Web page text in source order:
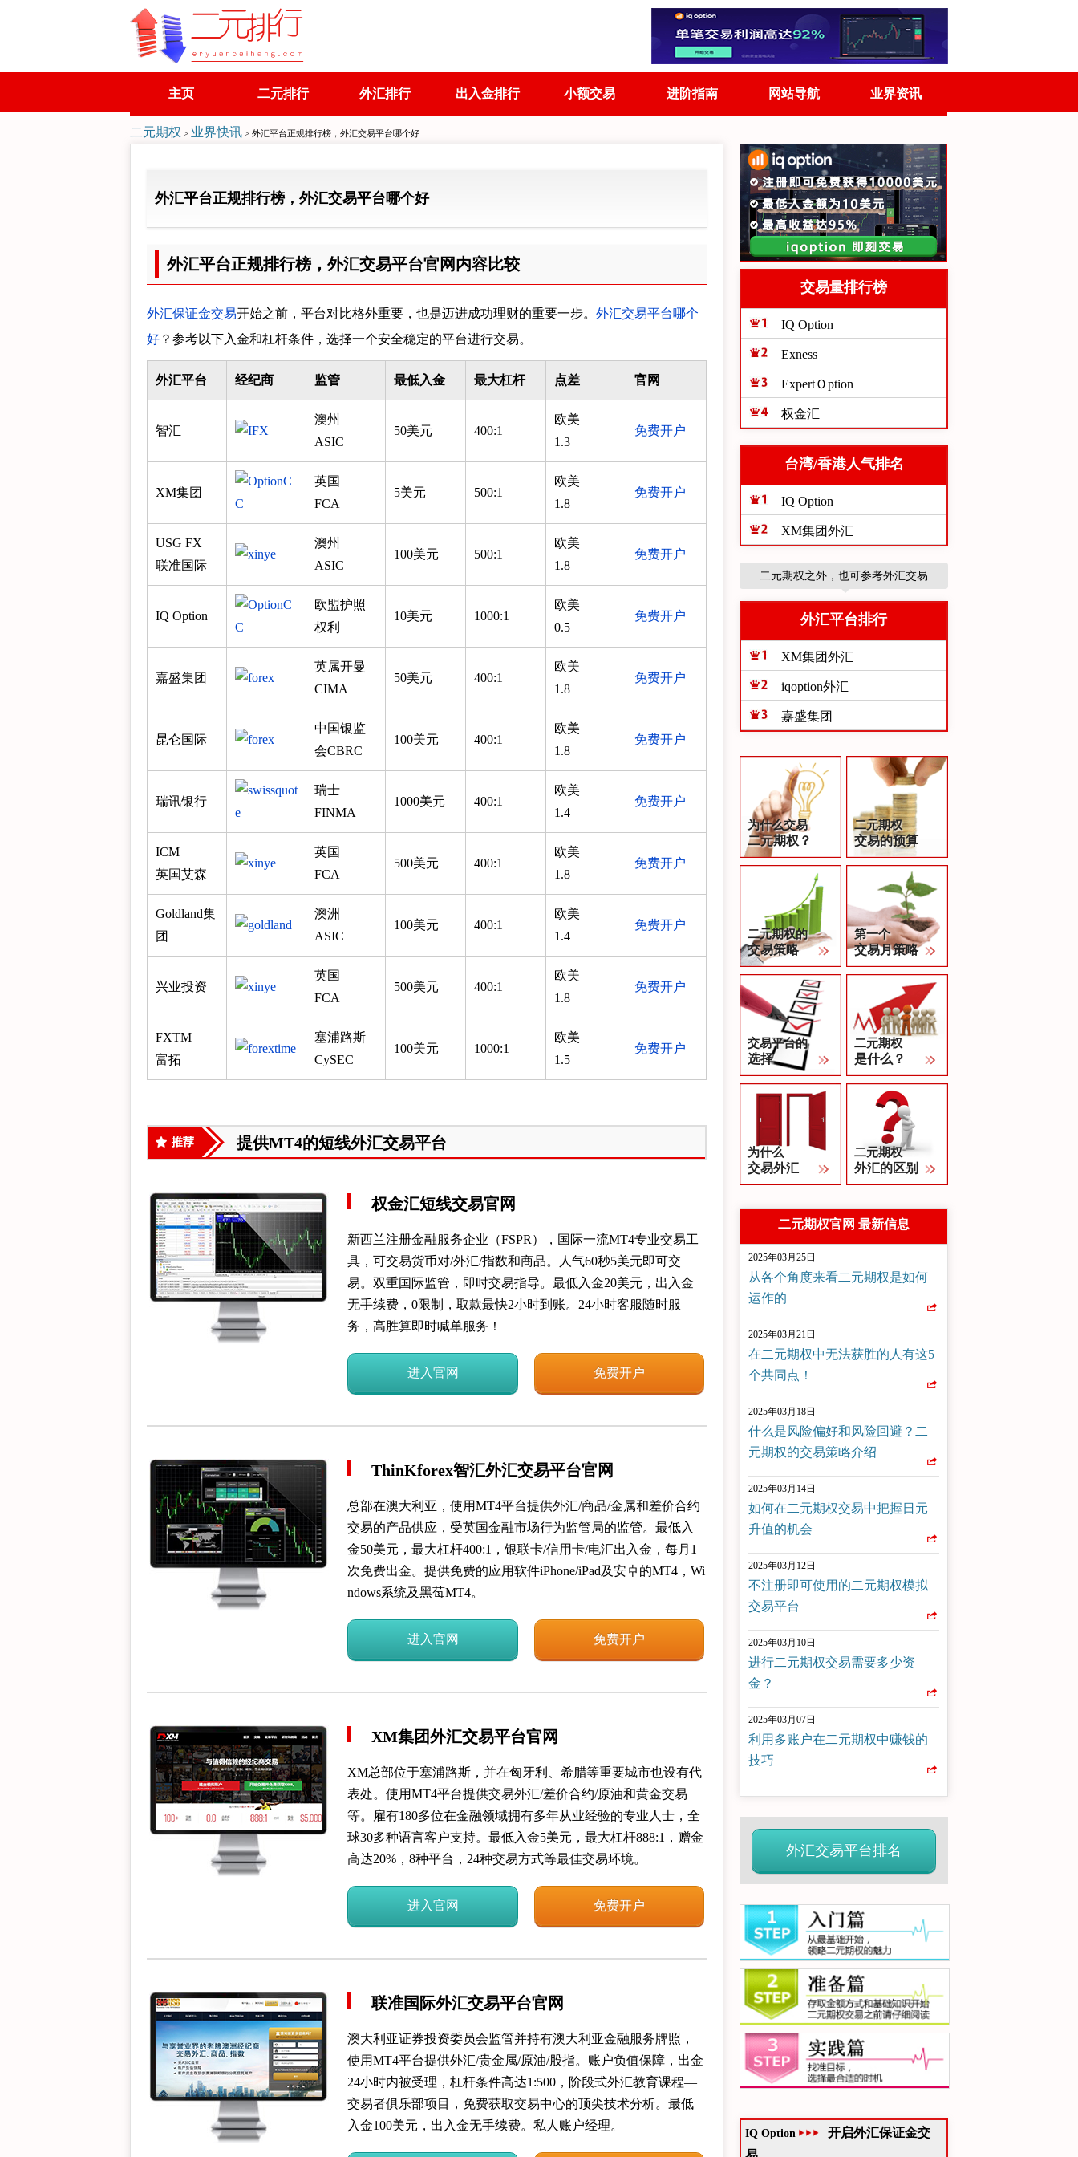
主页 二元排行 外汇排行 出入金排行 小额交易 进阶指南 网站导航 业界资讯
二元期权 > 业界快讯 > 外汇平台正规排行榜，外汇交易平台哪个好
外汇平台正规排行榜，外汇交易平台哪个好
外汇平台正规排行榜，外汇交易平台官网内容比较
外汇保证金交易开始之前，平台对比格外重要，也是迈进成功理财的重要一步。 外汇交易平台哪个
好 ？参考以下入金和杠杆条件，选择一个安全稳定的平台进行交易。
外汇平台 经纪商 监管 最低入金 最大杠杆 点差 官网
智汇
澳州
ASIC
50美元 400:1
欧美
1.3
免费开户
XM集团
英国
FCA
5美元 500:1
欧美
1.8
免费开户
USG FX
联准国际
澳州
ASIC
100美元 500:1
欧美
1.8
免费开户
IQ Option
欧盟护照
权利
10美元 1000:1
欧美
0.5
免费开户
嘉盛集团
英属开曼
CIMA
50美元 400:1
欧美
1.8
免费开户
昆仑国际
中国银监
会CBRC
100美元 400:1
欧美
1.8
免费开户
瑞讯银行
瑞士
FINMA
1000美元 400:1
欧美
1.4
免费开户
ICM
英国艾森
英国
FCA
500美元 400:1
欧美
1.8
免费开户
Goldland集
团
澳洲
ASIC
100美元 400:1
欧美
1.4
免费开户
兴业投资
英国
FCA
500美元 400:1
欧美
1.8
免费开户
FXTM
富拓
塞浦路斯
CySEC
100美元 1000:1
欧美
1.5
免费开户
提供MT4的短线外汇交易平台
权金汇短线交易官网
新西兰注册金融服务企业（FSPR），国际一流MT4专业交易工
具，可交易货币对/外汇/指数和商品。人气60秒5美元即可交
易。双重国际监管，即时交易指导。最低入金20美元，出入金
无手续费，0限制，取款最快2小时到账。24小时客服随时服
务，高胜算即时喊单服务！
进入官网 免费开户
ThinKforex智汇外汇交易平台官网
总部在澳大利亚，使用MT4平台提供外汇/商品/金属和差价合约
交易的产品供应，受英国金融市场行为监管局的监管。最低入
金50美元，最大杠杆400:1，银联卡/信用卡/电汇出入金，每月1
次免费出金。提供免费的应用软件iPhone/iPad及安卓的MT4，Wi
ndows系统及黑莓MT4。
进入官网 免费开户
XM集团外汇交易平台官网
XM总部位于塞浦路斯，并在匈牙利、希腊等重要城市也设有代
表处。使用MT4平台提供交易外汇/差价合约/原油和黄金交易
等。雇有180多位在金融领域拥有多年从业经验的专业人士，全
球30多种语言客户支持。最低入金5美元，最大杠杆888:1，赠金
高达20%，8种平台，24种交易方式等最佳交易环境。
进入官网 免费开户
联准国际外汇交易平台官网
澳大利亚证券投资委员会监管并持有澳大利亚金融服务牌照，
使用MT4平台提供外汇/贵金属/原油/股指。账户负值保障，出金
24小时内被受理，杠杆条件高达1:500，阶段式外汇教育课程—
交易者俱乐部项目，免费获取交易中心的顶尖技术分析。最低
入金100美元，出入金无手续费。私人账户经理。
交易量排行榜
IQ Option
Exness
ExpertＯption
权金汇
台湾/香港人气排名
IQ Option
XM集团外汇
二元期权之外，也可参考外汇交易
外汇平台排行
XM集团外汇
iqoption外汇
嘉盛集团
为什么交易
二元期权？
二元期权
交易的预算
二元期权的
交易策略
第一个
交易月策略
交易平台的
选择
二元期权
是什么？
为什么
交易外汇
二元期权
外汇的区别
二元期权官网 最新信息
2025年03月25日
从各个角度来看二元期权是如何
运作的
2025年03月21日
在二元期权中无法获胜的人有这5
个共同点！
2025年03月18日
什么是风险偏好和风险回避？二
元期权的交易策略介绍
2025年03月14日
如何在二元期权交易中把握日元
升值的机会
2025年03月12日
不注册即可使用的二元期权模拟
交易平台
2025年03月10日
进行二元期权交易需要多少资
金？
2025年03月07日
利用多账户在二元期权中赚钱的
技巧
外汇交易平台排名
IQ Option
开启外汇保证金交